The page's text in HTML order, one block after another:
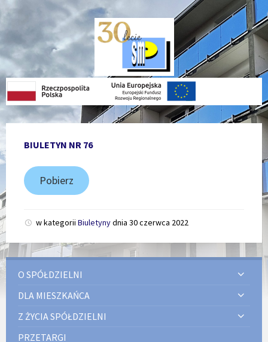
Skip
to
Skip
to
Skip
to
Skip
to
BIULETYN NR 76
Pobierz
w kategorii Biuletynydnia 30 czerwca 2022
O SPÓŁDZIELNI
DLA MIESZKAŃCA
Z ŻYCIA SPÓŁDZIELNI
PRZETARGI